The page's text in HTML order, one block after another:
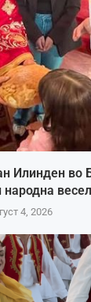
Илинден во
народна
4, 2026